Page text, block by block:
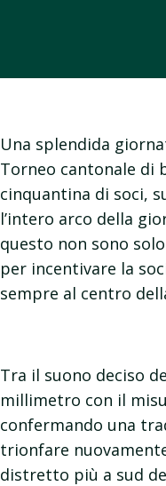
Una splendida
Torneo cantonale di
cinquantina di soci,
l’intero arco della
questo non sono
per incentivare la
sempre al centro
Tra il suono deciso
millimetro con il
confermando una
trionfare
distretto più a sud